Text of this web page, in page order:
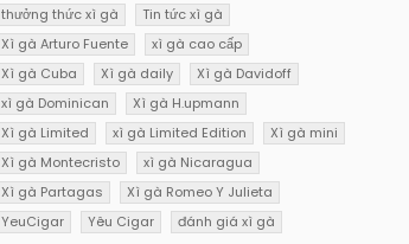
thưởng thức xì gà
Tin tức xì gà
Xì gà Arturo Fuente
xì gà cao cấp
Xì gà Cuba
Xì gà daily
Xì gà Davidoff
xì gà Dominican
Xì gà H.upmann
Xì gà Limited
xì gà Limited Edition
Xì gà mini
Xì gà Montecristo
xì gà Nicaragua
Xì gà Partagas
Xì gà Romeo Y Julieta
YeuCigar
Yêu Cigar đánh giá xì gà